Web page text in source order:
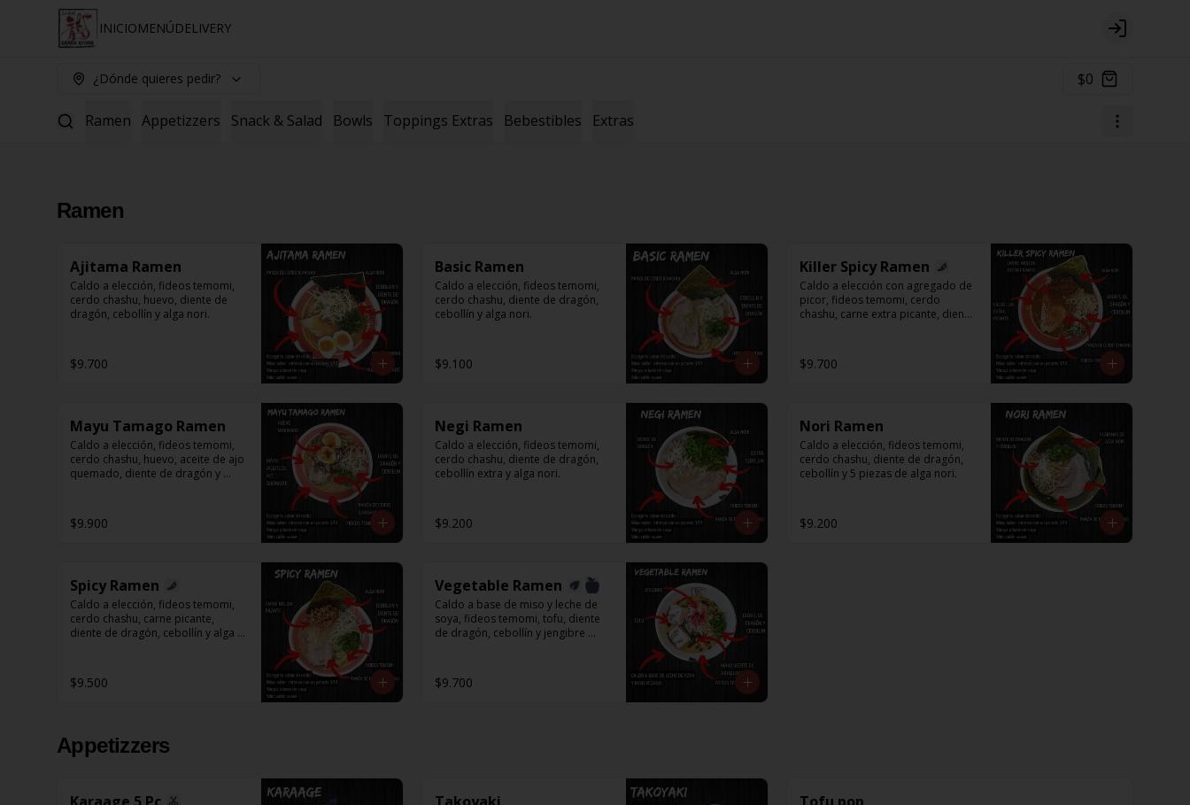
INICIOMENÚDELIVERY Login
¿Dónde quieres pedir? $0
Ramen Appetizzers Snack & Salad Bowls Toppings Extras Bebestibles Extras
Ramen
Ajitama Ramen
Caldo a elección, fideos temomi,
cerdo chashu, huevo, diente de
dragón, cebollín y alga nori.
$9.700
Basic Ramen
Caldo a elección, fideos temomi,
cerdo chashu, diente de dragón,
cebollín y alga nori.
$9.100
Killer Spicy Ramen
Caldo a elección con agregado de
picor, fideos temomi, cerdo
chashu, carne extra picante, diente
$9.700
Mayu Tamago Ramen
Caldo a elección, fideos temomi,
cerdo chashu, huevo, aceite de ajo
quemado, diente de dragón y
$9.900
Negi Ramen
Caldo a elección, fideos temomi,
cerdo chashu, diente de dragón,
cebollín extra y alga nori.
$9.200
Nori Ramen
Caldo a elección, fideos temomi,
cerdo chashu, diente de dragón,
cebollín y 5 piezas de alga nori.
$9.200
Spicy Ramen
Caldo a elección, fideos temomi,
cerdo chashu, carne picante,
diente de dragón, cebollín y alga
$9.500
Vegetable Ramen
Caldo a base de miso y leche de
soya, fideos temomi, tofu, diente
de dragón, cebollín y jengibre
$9.700
Appetizzers